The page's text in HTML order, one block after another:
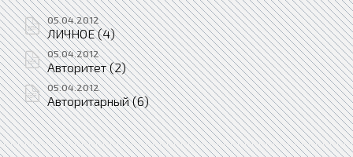
05.04.2012
ЛИЧНОЕ (4)
05.04.2012
Авторитет (2)
05.04.2012
Авторитарный (6)